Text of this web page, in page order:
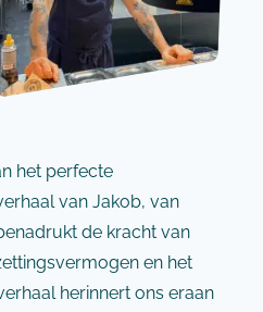
het perfecte
van Jakob, van
de kracht van
en het
herinnert ons eraan